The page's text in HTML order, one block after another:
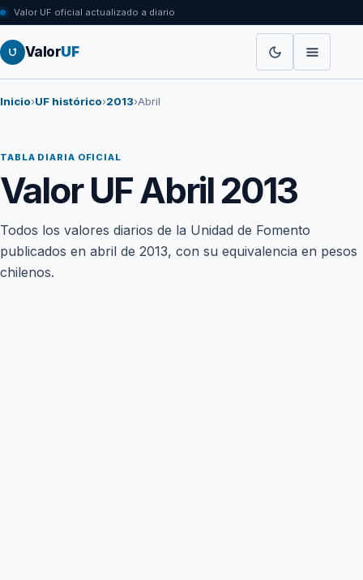
Valor UF oficial actualizado a diario
ValorUF
Inicio›UF histórico›2013›Abril
TABLA DIARIA OFICIAL
Valor UF Abril 2013
Todos los valores diarios de la Unidad de Fomento
publicados en abril de 2013, con su equivalencia en pesos
chilenos.